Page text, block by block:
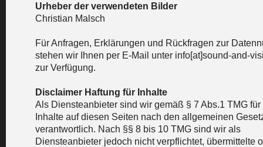
Urheber der verwendeten Bilder
Christian Malsch
Für Anfragen, Erklärungen und Rückfragen zur
stehen wir Ihnen per E-Mail unter info[at]sound-and-
zur Verfügung.
Disclaimer Haftung für Inhalte
Als Diensteanbieter sind wir gemäß § 7 Abs.1 TMG
Inhalte auf diesen Seiten nach den allgemeinen
verantwortlich. Nach §§ 8 bis 10 TMG sind wir als
Diensteanbieter jedoch nicht verpflichtet, übermittelte